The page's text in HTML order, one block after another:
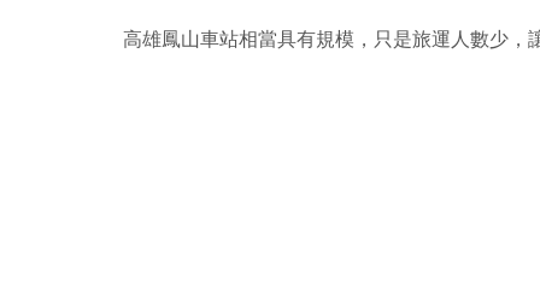
高雄鳳山車站相當具有規模，只是旅運人數少，